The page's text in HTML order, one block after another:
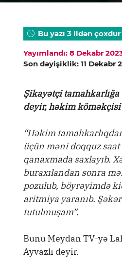
Bu yazı 3 ildən
Yayımlandı: 8 Dekabr
Son dəyişiklik: 11 Dekabr
Şikayətçi
deyir, həkim köməkçisi
“Həkim
üçün məni doqquz
qanaxmada saxlayıb.
buraxılandan sonra
pozulub, böyrəyimdə
aritmiya yaranıb.
tutulmuşam”.
Bunu Meydan TV-yə
Ayvazlı deyir.